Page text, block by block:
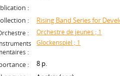
:
: Rising Band Series for
:
Orchestre de jeunes ; 1
:
Glockenspiel ; 1
:
8 p.